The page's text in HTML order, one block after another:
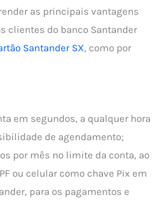
as principais vantagens
clientes do banco Santander
Santander SX, como por
em segundos, a qualquer hora
de agendamento;
por mês no limite da conta, ao
ou celular como chave Pix em
para os pagamentos e